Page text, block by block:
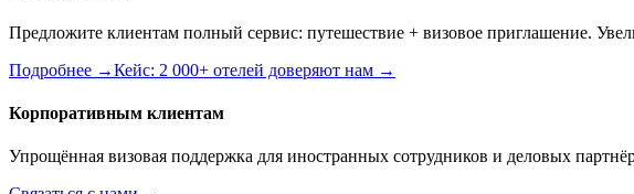
Предложите клиентам полный сервис: путешествие + визовое приглашение.
Подробнее →Кейс: 2 000+ отелей доверяют нам →
Корпоративным клиентам
Упрощённая визовая поддержка для иностранных сотрудников и деловых